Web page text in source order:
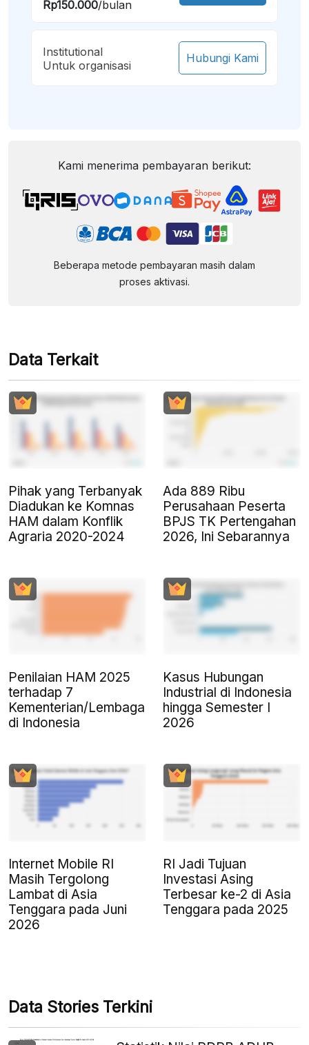
Rp150.000/bulan
Institutional
Untuk organisasi
Hubungi Kami
Kami menerima pembayaran berikut:
Beberapa metode pembayaran masih dalam
proses aktivasi.
Data Terkait
Pihak yang Terbanyak
Diadukan ke Komnas
HAM dalam Konflik
Agraria 2020-2024
Ada 889 Ribu
Perusahaan Peserta
BPJS TK Pertengahan
2026, Ini Sebarannya
Penilaian HAM 2025
terhadap 7
Kementerian/Lembaga
di Indonesia
Kasus Hubungan
Industrial di Indonesia
hingga Semester I
2026
Internet Mobile RI
Masih Tergolong
Lambat di Asia
Tenggara pada Juni
2026
RI Jadi Tujuan
Investasi Asing
Terbesar ke-2 di Asia
Tenggara pada 2025
Data Stories Terkini